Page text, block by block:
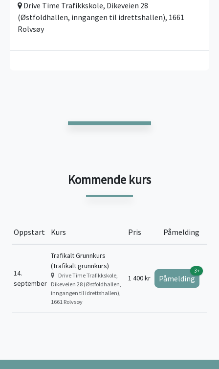
Drive Time Trafikkskole, Dikeveien 28
(Østfoldhallen, inngangen til idrettshallen), 1661
Rolvsøy
Kommende kurs
Oppstart Kurs Pris Påmelding
14.
september
Trafikalt Grunnkurs
(Trafikalt grunnkurs)
Drive Time Trafikkskole,
Dikeveien 28 (Østfoldhallen,
inngangen til idrettshallen),
1661 Rolvsøy
1 400 kr Påmelding
3+